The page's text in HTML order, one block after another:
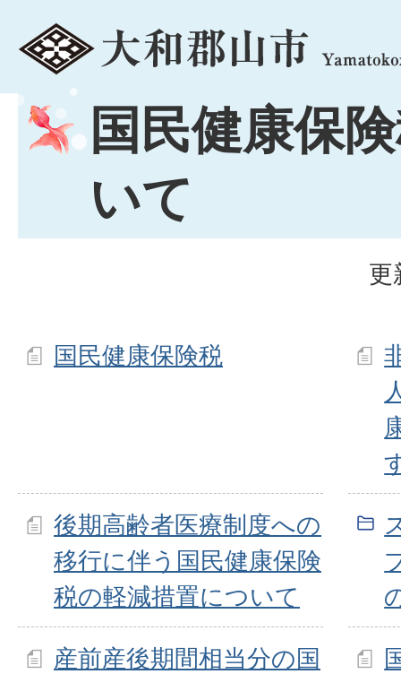
menu
国民健康保
いて
更
国民健康保険税
後期高齢者医療制度への
移行に伴う国民健康保険
税の軽減措置について
産前産後期間相当分の国